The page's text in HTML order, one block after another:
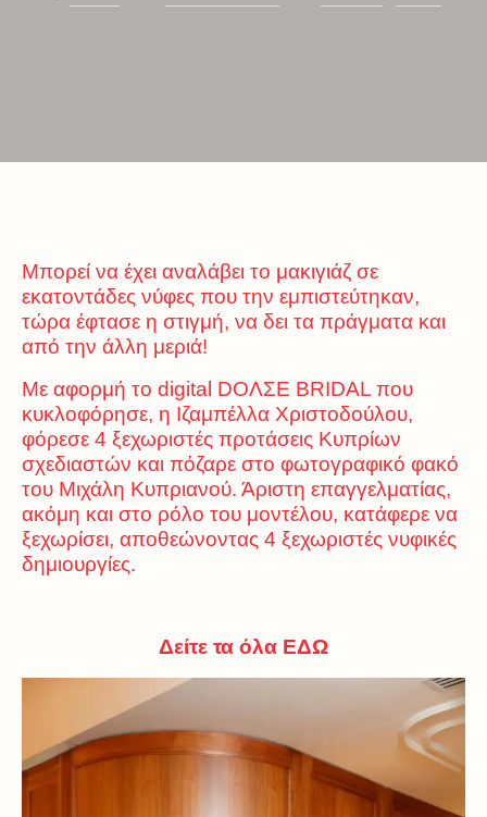
Μπορεί να έχει αναλάβει το μακιγιάζ σε
εκατοντάδες νύφες που την εμπιστεύτηκαν,
τώρα έφτασε η στιγμή, να δει τα πράγματα και
από την άλλη μεριά!
Με αφορμή το digital DOΛΣΕ BRIDAL που
κυκλοφόρησε, η Ιζαμπέλλα Χριστοδούλου,
φόρεσε 4 ξεχωριστές προτάσεις Κυπρίων
σχεδιαστών και πόζαρε στο φωτογραφικό φακό
του Μιχάλη Κυπριανού. Άριστη επαγγελματίας,
ακόμη και στο ρόλο του μοντέλου, κατάφερε να
ξεχωρίσει, αποθεώνοντας 4 ξεχωριστές νυφικές
δημιουργίες.
Δείτε τα όλα ΕΔΩ